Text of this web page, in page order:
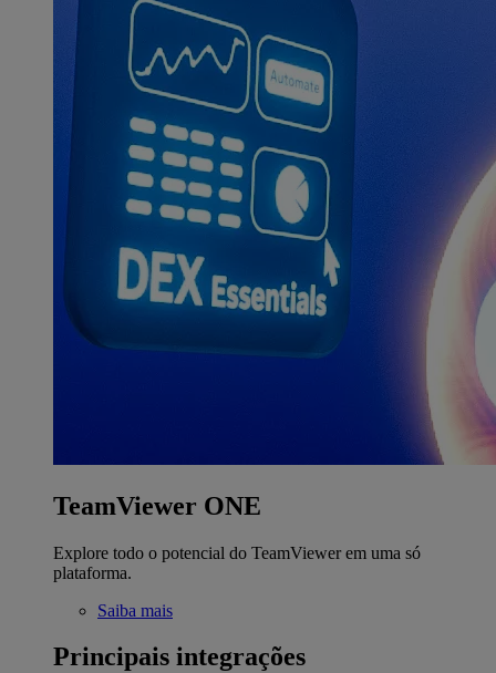
TeamViewer ONE
Explore todo o potencial do TeamViewer em uma só
plataforma.
Saiba mais
Principais integrações